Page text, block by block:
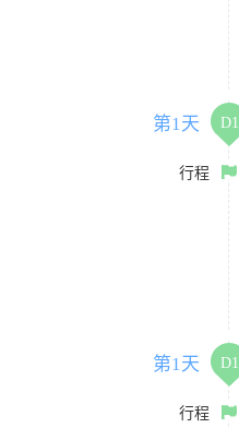
第1天 D1
行程
第1天 D1
行程